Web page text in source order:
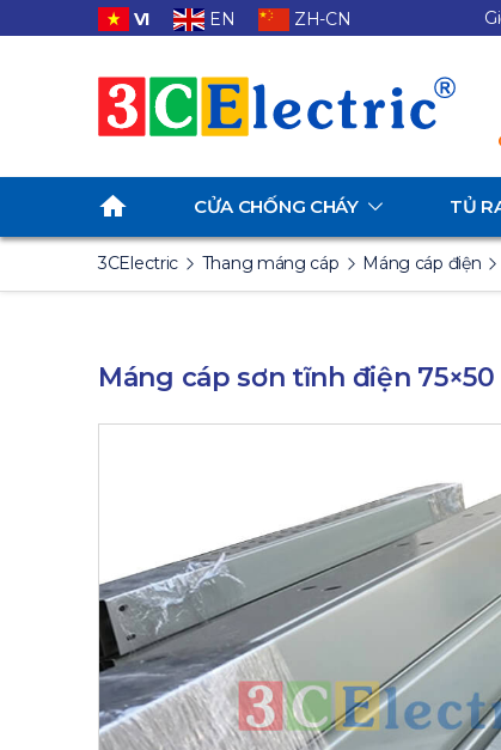
VI EN ZH-CN
CỬA CHỐNG CHÁY TỦ
3CElectric Thang máng cáp Máng cáp điện
Máng cáp sơn tĩnh điện